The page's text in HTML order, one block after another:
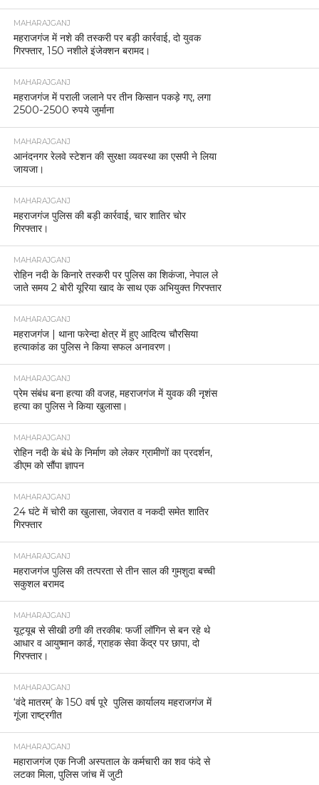
MAHARAJGANJ
महराजगंज में नशे की तस्करी पर बड़ी कार्रवाई, दो युवक
गिरफ्तार, 150 नशीले इंजेक्शन बरामद।
MAHARAJGANJ
महराजगंज में पराली जलाने पर तीन किसान पकड़े गए, लगा
2500-2500 रुपये जुर्माना
MAHARAJGANJ
आनंदनगर रेलवे स्टेशन की सुरक्षा व्यवस्था का एसपी ने लिया
जायजा।
MAHARAJGANJ
महराजगंज पुलिस की बड़ी कार्रवाई, चार शातिर चोर
गिरफ्तार।
MAHARAJGANJ
रोहिन नदी के किनारे तस्करी पर पुलिस का शिकंजा, नेपाल ले
जाते समय 2 बोरी यूरिया खाद के साथ एक अभियुक्त गिरफ्तार
MAHARAJGANJ
महराजगंज | थाना फरेन्दा क्षेत्र में हुए आदित्य चौरसिया
हत्याकांड का पुलिस ने किया सफल अनावरण।
MAHARAJGANJ
प्रेम संबंध बना हत्या की वजह, महराजगंज में युवक की नृशंस
हत्या का पुलिस ने किया खुलासा।
MAHARAJGANJ
रोहिन नदी के बंधे के निर्माण को लेकर ग्रामीणों का प्रदर्शन,
डीएम को सौंपा ज्ञापन
MAHARAJGANJ
24 घंटे में चोरी का खुलासा, जेवरात व नकदी समेत शातिर
गिरफ्तार
MAHARAJGANJ
महराजगंज पुलिस की तत्परता से तीन साल की गुमशुदा बच्ची
सकुशल बरामद
MAHARAJGANJ
यूट्यूब से सीखी ठगी की तरकीब: फर्जी लॉगिन से बन रहे थे
आधार व आयुष्मान कार्ड, ग्राहक सेवा केंद्र पर छापा, दो
गिरफ्तार।
MAHARAJGANJ
‘वंदे मातरम्’ के 150 वर्ष पूरे पुलिस कार्यालय महराजगंज में
गूंजा राष्ट्रगीत
MAHARAJGANJ
महाराजगंज एक निजी अस्पताल के कर्मचारी का शव फंदे से
लटका मिला, पुलिस जांच में जुटी